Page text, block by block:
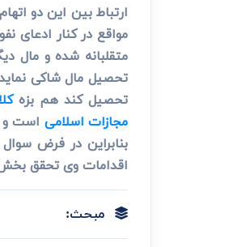
ارتباط بین این دو
مواقع در کنار ادعای
متقلبانه شده و مال
تحصیل مال شاکی
تحصیل کند هم بزه
مجازات اسلامی است و
بنابراین در فرض
اقدامات وی تحقق
مبحث: